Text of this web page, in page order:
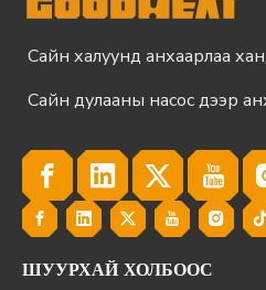
Сайн халуунд анхаарлаа
Сайн дулааны насос дээр
ШУУРХАЙ ХОЛБООС